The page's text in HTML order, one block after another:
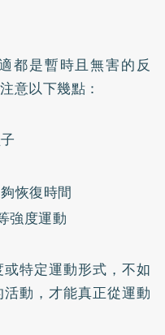
都是暫時且無害的反
意以下幾點：
恢復時間
強度運動
特定運動形式，不如
動，才能真正從運動